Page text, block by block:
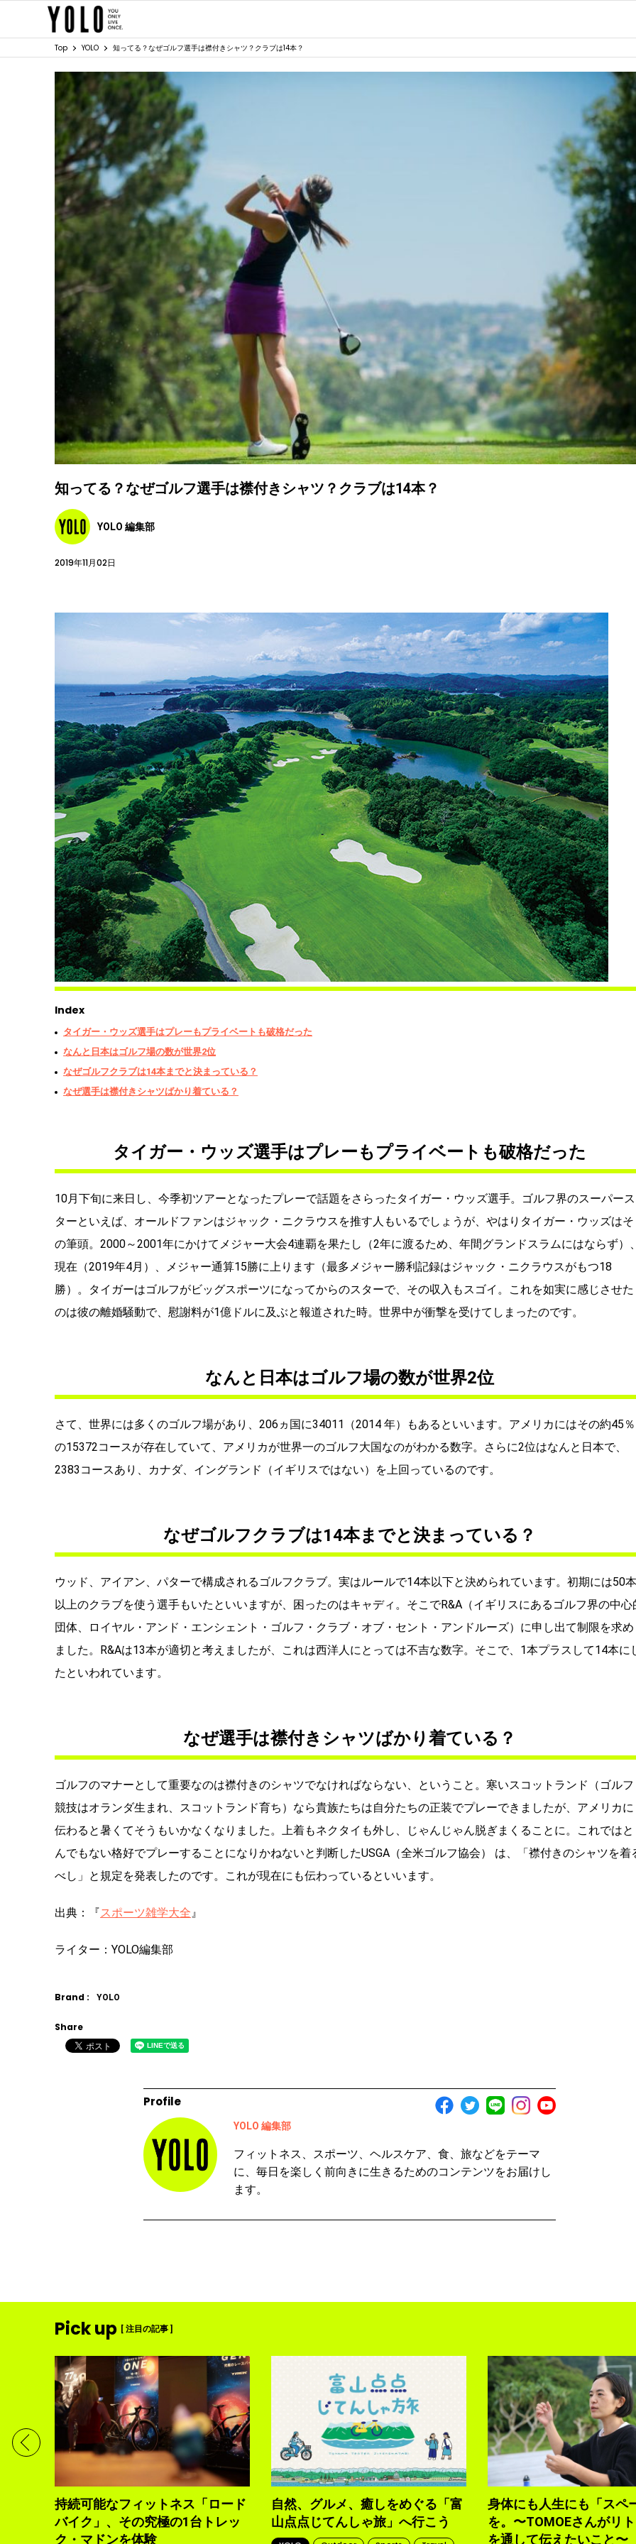
Top YOLO 知ってる？なぜゴルフ選手は襟付きシャツ？クラブは14本？
知ってる？なぜゴルフ選手は襟付きシャツ？クラブは14本？
YOLO 編集部
2019年11月02日
Index
タイガー・ウッズ選手はプレーもプライベートも破格だった
なんと日本はゴルフ場の数が世界2位
なぜゴルフクラブは14本までと決まっている？
なぜ選手は襟付きシャツばかり着ている？
タイガー・ウッズ選手はプレーもプライベートも破格だった
10月下旬に来日し、今季初ツアーとなったプレーで話題をさらったタイガー・ウッズ選手。ゴルフ界のスーパース
ターといえば、オールドファンはジャック・ニクラウスを推す人もいるでしょうが、やはりタイガー・ウッズはそ
の筆頭。2000～2001年にかけてメジャー大会4連覇を果たし（2年に渡るため、年間グランドスラムにはならず）、
現在（2019年4月）、メジャー通算15勝に上ります（最多メジャー勝利記録はジャック・ニクラウスがもつ18
勝）。タイガーはゴルフがビッグスポーツになってからのスターで、その収入もスゴイ。これを如実に感じさせた
のは彼の離婚騒動で、慰謝料が1億ドルに及ぶと報道された時。世界中が衝撃を受けてしまったのです。
なんと日本はゴルフ場の数が世界2位
さて、世界には多くのゴルフ場があり、206ヵ国に34011（2014 年）もあるといいます。アメリカにはその約45％
の15372コースが存在していて、アメリカが世界一のゴルフ大国なのがわかる数字。さらに2位はなんと日本で、
2383コースあり、カナダ、イングランド（イギリスではない）を上回っているのです。
なぜゴルフクラブは14本までと決まっている？
ウッド、アイアン、パターで構成されるゴルフクラブ。実はルールで14本以下と決められています。初期には50本
以上のクラブを使う選手もいたといいますが、困ったのはキャディ。そこでR&A（イギリスにあるゴルフ界の中心
団体、ロイヤル・アンド・エンシェント・ゴルフ・クラブ・オブ・セント・アンドルーズ）に申し出て制限を求め
ました。R&Aは13本が適切と考えましたが、これは西洋人にとっては不吉な数字。そこで、1本プラスして14本に
たといわれています。
なぜ選手は襟付きシャツばかり着ている？
ゴルフのマナーとして重要なのは襟付きのシャツでなければならない、ということ。寒いスコットランド（ゴルフ
競技はオランダ生まれ、スコットランド育ち）なら貴族たちは自分たちの正装でプレーできましたが、アメリカに
伝わると暑くてそうもいかなくなりました。上着もネクタイも外し、じゃんじゃん脱ぎまくることに。これではと
んでもない格好でプレーすることになりかねないと判断したUSGA（全米ゴルフ協会） は、「襟付きのシャツを着
べし」と規定を発表したのです。これが現在にも伝わっているといいます。
出典：『スポーツ雑学大全』
ライター：YOLO編集部
Brand : YOLO
Share
Profile
YOLO 編集部
フィットネス、スポーツ、ヘルスケア、食、旅などをテーマ
に、毎日を楽しく前向きに生きるためのコンテンツをお届けし
ます。
Pick up [ 注目の記事 ]
現す
持続可能なフィットネス「ロード
バイク」、その究極の1台トレッ
ク・マドンを体験
自然、グルメ、癒しをめぐる「富
山点点じてんしゃ旅」へ行こう
身体にも人生にも「スペ
を。〜TOMOEさんがリ
を通して伝えたいこと〜